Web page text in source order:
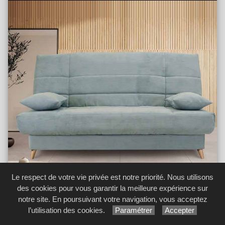
Le respect de votre vie privée est notre priorité. Nous utilisons
des cookies pour vous garantir la meilleure expérience sur
notre site. En poursuivant votre navigation, vous acceptez
l’utilisation des cookies.
Paramétrer Accepter